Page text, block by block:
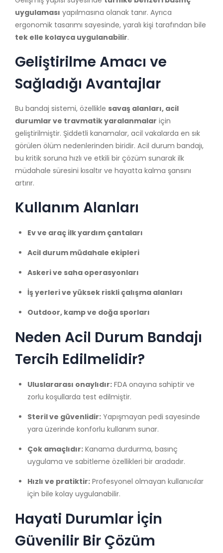
uygulaması yapılmasına olanak tanır. Ayrıca
ergonomik tasarımı sayesinde, yaralı kişi tarafından bile
tek elle kolayca uygulanabilir.
Geliştirilme Amacı ve
Sağladığı Avantajlar
Bu bandaj sistemi, özellikle savaş alanları, acil
durumlar ve travmatik yaralanmalar için
geliştirilmiştir. Şiddetli kanamalar, acil vakalarda en sık
görülen ölüm nedenlerinden biridir. Acil durum bandajı,
bu kritik soruna hızlı ve etkili bir çözüm sunarak ilk
müdahale süresini kısaltır ve hayatta kalma şansını
artırır.
Kullanım Alanları
Ev ve araç ilk yardım çantaları
Acil durum müdahale ekipleri
Askeri ve saha operasyonları
İş yerleri ve yüksek riskli çalışma alanları
Outdoor, kamp ve doğa sporları
Neden Acil Durum Bandajı
Tercih Edilmelidir?
Uluslararası onaylıdır: FDA onayına sahiptir ve
zorlu koşullarda test edilmiştir.
Steril ve güvenlidir: Yapışmayan pedi sayesinde
yara üzerinde konforlu kullanım sunar.
Çok amaçlıdır: Kanama durdurma, basınç
uygulama ve sabitleme özellikleri bir aradadır.
Hızlı ve pratiktir: Profesyonel olmayan kullanıcılar
için bile kolay uygulanabilir.
Hayati Durumlar İçin
Güvenilir Bir Çözüm